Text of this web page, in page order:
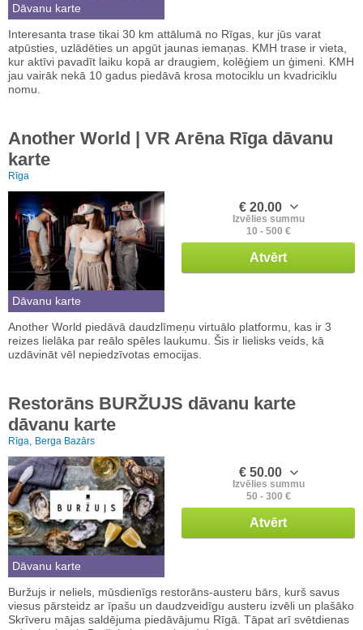
Dāvanu karte
Interesanta trase tikai 30 km attālumā no Rīgas, kur jūs varat
atpūsties, uzlādēties un apgūt jaunas iemaņas. KMH trase ir vieta,
kur aktīvi pavadīt laiku kopā ar draugiem, kolēģiem un ģimeni. KMH
jau vairāk nekā 10 gadus piedāvā krosa motociklu un kvadriciklu
nomu.
Another World | VR Arēna Rīga dāvanu
karte
Rīga
Dāvanu karte
€ 20.00
Izvēlies summu
10 - 500 €
Atvērt
Another World piedāvā daudzlīmeņu virtuālo platformu, kas ir 3
reizes lielāka par reālo spēles laukumu. Šis ir lielisks veids, kā
uzdāvināt vēl nepiedzīvotas emocijas.
Restorāns BURŽUJS dāvanu karte
dāvanu karte
Rīga, Berga Bazārs
Dāvanu karte
€ 50.00
Izvēlies summu
50 - 300 €
Atvērt
Buržujs ir neliels, mūsdienīgs restorāns-austeru bārs, kurš savus
viesus pārsteidz ar īpašu un daudzveidīgu austeru izvēli un plašāko
Skrīveru mājas saldējuma piedāvājumu Rīgā. Tāpat arī svētdienas